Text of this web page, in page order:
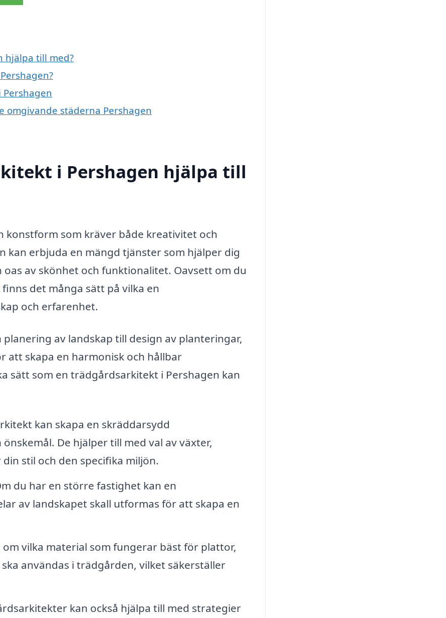
hjälpa till med?
omgivande städerna Pershagen
i Pershagen hjälpa till
konstform som kräver både kreativitet och
kan erbjuda en mängd tjänster som hjälper dig
av skönhet och funktionalitet. Oavsett om du
det många sätt på vilka en
och erfarenhet.
av landskap till design av planteringar,
att skapa en harmonisk och hållbar
sätt som en trädgårdsarkitekt i Pershagen kan
kan skapa en skräddarsydd
De hjälper till med val av växter,
stil och den specifika miljön.
du har en större fastighet kan en
av landskapet skall utformas för att skapa en
om vilka material som fungerar bäst för plattor,
användas i trädgården, vilket säkerställer
kan också hjälpa till med strategier